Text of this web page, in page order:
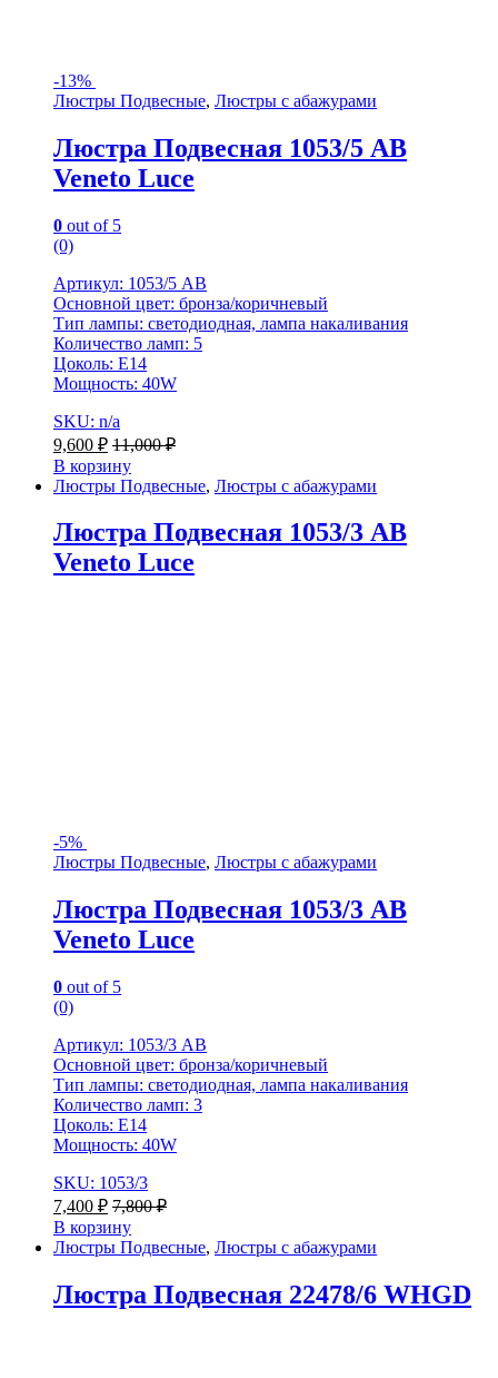
-13%
Люстры Подвесные, Люстры с абажурами
Люстра Подвесная 1053/5 AB
Veneto Luce
0 out of 5
(0)
Артикул: 1053/5 AB
Основной цвет: бронза/коричневый
Тип лампы: светодиодная, лампа накаливания
Количество ламп: 5
Цоколь: E14
Мощность: 40W
SKU: n/a
9,600 ₽ 11,000₽
В корзину
Люстры Подвесные, Люстры с абажурами
Люстра Подвесная 1053/3 AB
Veneto Luce
-5%
Люстры Подвесные, Люстры с абажурами
Люстра Подвесная 1053/3 AB
Veneto Luce
0 out of 5
(0)
Артикул: 1053/3 AB
Основной цвет: бронза/коричневый
Тип лампы: светодиодная, лампа накаливания
Количество ламп: 3
Цоколь: E14
Мощность: 40W
SKU: 1053/3
7,400 ₽ 7,800₽
В корзину
Люстры Подвесные, Люстры с абажурами
Люстра Подвесная 22478/6 WHGD